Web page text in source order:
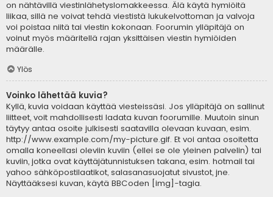
on nähtävillä viestinlähetyslomakkeessa. Älä käytä hymiöitä
liikaa, sillä ne voivat tehdä viestistä lukukelvottoman ja valvoja
voi poistaa niitä tai viestin kokonaan. Foorumin ylläpitäjä on
voinut myös määritellä rajan yksittäisen viestin hymiöiden
määrälle.
Ylös
Voinko lähettää kuvia?
Kyllä, kuvia voidaan käyttää viesteissäsi. Jos ylläpitäjä on sallinut
liitteet, voit mahdollisesti ladata kuvan foorumille. Muutoin sinun
täytyy antaa osoite julkisesti saatavilla olevaan kuvaan, esim.
http://www.example.com/my-picture.gif. Et voi antaa osoitetta
omalla koneellasi oleviin kuviin (ellei se ole yleinen palvelin) tai
kuviin, jotka ovat käyttäjätunnistuksen takana, esim. hotmail tai
yahoo sähköpostilaatikot, salasanasuojatut sivustot, jne.
Näyttääksesi kuvan, käytä BBCoden [img]-tagia.